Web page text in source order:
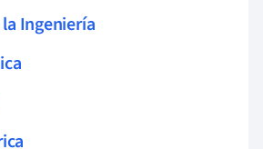
Ingeniería